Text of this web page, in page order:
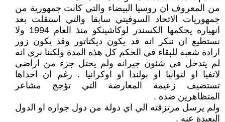
من المعروف ان روسيا البيضاء والتي كانت جمهورية من
جمهوريات الاتحاد السوفيتي سابقا والتي استقلت بعد
انهياره يحكمها الكسندر لوكاشينكو منذ العام 1994 ولا
نستطيع ان ننكر انه قد يكون ديكتاتور وقد يكون زور
ارادة شعبه للبقاء في الحكم كل هذه المدة ولكننا نري انه
لم يتدخل في شئون جيرانه ولم يحتل جزء من اراضي
لاتفيا او لتوانيا او بولندا او اوكرانيا . رغم ان احداها
تستضيف زعيمة المعارضة التي تؤجج مشاعر
المتظاهرين ضده .
ولم يرسل مرتزقته الي اي دولة من دول جواره او الدول
البعيدة عنه .